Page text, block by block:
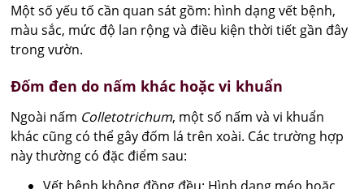
Một số yếu tố cần quan sát gồm: hình dạng vết bệnh,
màu sắc, mức độ lan rộng và điều kiện thời tiết gần đây
trong vườn.
Đốm đen do nấm khác hoặc vi khuẩn
Ngoài nấm Colletotrichum, một số nấm và vi khuẩn
khác cũng có thể gây đốm lá trên xoài. Các trường hợp
này thường có đặc điểm sau: